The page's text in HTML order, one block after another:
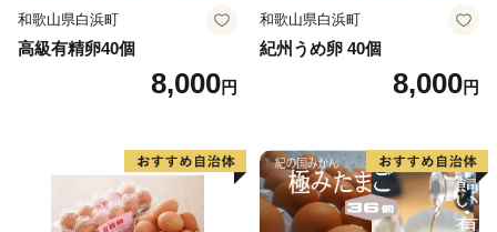
和歌山県白浜町
高級有精卵40個
8,000円
和歌山県白浜町
紀州うめ卵 40個
8,000円